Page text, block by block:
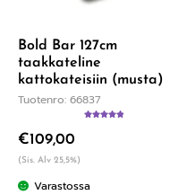
Bold Bar 127cm
taakkateline
kattokateisiin (musta)
Tuotenro: 66837
€109,00
(Sis. Alv 25,5%)
Varastossa